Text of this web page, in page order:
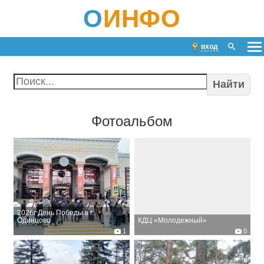
ОИНФО
вход
Найти
Фотоальбом
2026г День Победы в г.
Одинцово
1
КДЦ «Молодежный»
0